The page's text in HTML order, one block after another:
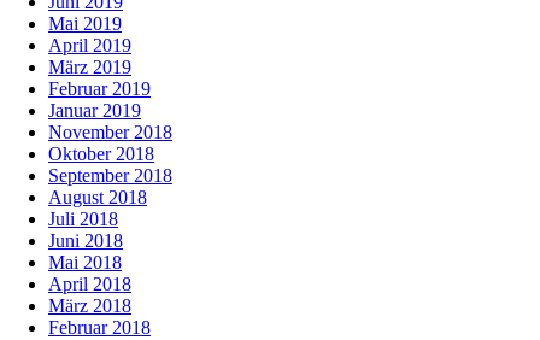
Mai 2019
April 2019
März 2019
Februar 2019
Januar 2019
November 2018
Oktober 2018
September 2018
August 2018
Juli 2018
Juni 2018
Mai 2018
April 2018
März 2018
Februar 2018